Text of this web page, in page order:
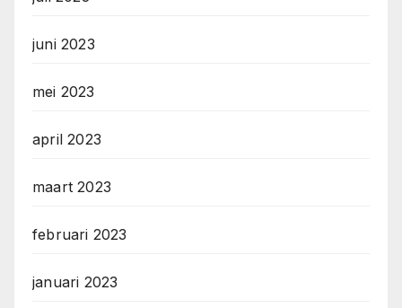
juni 2023
mei 2023
april 2023
maart 2023
februari 2023
januari 2023